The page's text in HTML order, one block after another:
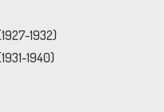
1932)
1940)